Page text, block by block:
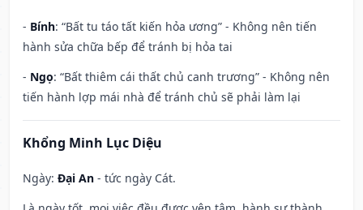
- Bính: “Bất tu táo tất kiến hỏa ương” - Không nên tiến
hành sửa chữa bếp để tránh bị hỏa tai
- Ngọ: “Bất thiêm cái thất chủ canh trương” - Không nên
tiến hành lợp mái nhà để tránh chủ sẽ phải làm lại
Khổng Minh Lục Diệu
Ngày: Đại An - tức ngày Cát.